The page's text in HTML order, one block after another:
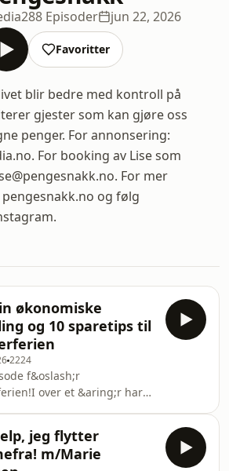
288 Episoder jun 22, 2026
Favoritter
blir bedre med kontroll på
gjester som kan gjøre oss
penger. For annonsering:
For booking av Lise som
For mer
og følg
økonomiske
og 10 sparetips til
2224
f&oslash;r
over et &aring;r har
Det ble den ikke.
ikke vente lenger. Jeg har
jeg flytter
m/Marie